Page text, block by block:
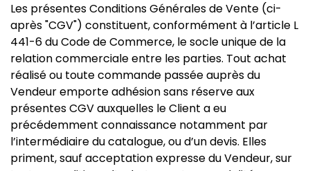
Les présentes Conditions Générales de Vente (ci-
après "CGV") constituent, conformément à l’article L
441-6 du Code de Commerce, le socle unique de la
relation commerciale entre les parties. Tout achat
réalisé ou toute commande passée auprès du
Vendeur emporte adhésion sans réserve aux
présentes CGV auxquelles le Client a eu
précédemment connaissance notamment par
l’intermédiaire du catalogue, ou d’un devis. Elles
priment, sauf acceptation expresse du Vendeur, sur